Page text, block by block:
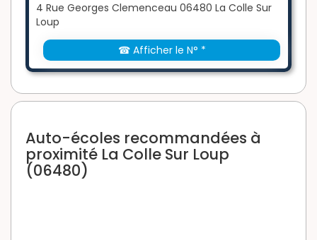
4 Rue Georges Clemenceau 06480 La Colle Sur
Loup
☎ Afficher le N° *
Auto-écoles recommandées à
proximité La Colle Sur Loup
(06480)